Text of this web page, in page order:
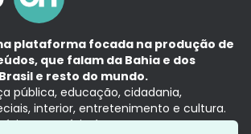
plataforma focada na produção de
que falam da Bahia e dos
e resto do mundo.
pública, educação, cidadania,
interior, entretenimento e cultura.
e a notícia é no tempo presente,